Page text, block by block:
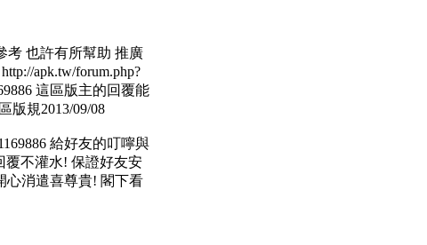
考 也許有所幫助 推廣
apk.tw/forum.php?
這區版主的回覆能
版規2013/09/08
給好友的叮嚀與
覆不灌水! 保證好友安
心消遣喜尊貴! 閣下看